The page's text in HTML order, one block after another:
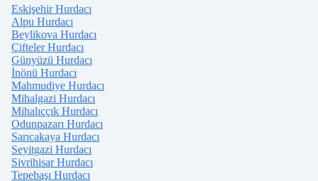
Eskişehir Hurdacı
Alpu Hurdacı
Beylikova Hurdacı
Çifteler Hurdacı
Günyüzü Hurdacı
İnönü Hurdacı
Mahmudiye Hurdacı
Mihalgazi Hurdacı
Mihalıççık Hurdacı
Odunpazarı Hurdacı
Sarıcakaya Hurdacı
Seyitgazi Hurdacı
Sivrihisar Hurdacı
Tepebaşı Hurdacı